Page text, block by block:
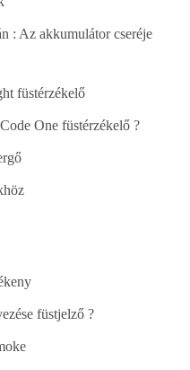
: Az akkumulátor cseréje
füstérzékelő
One füstérzékelő ?
füstjelző ?